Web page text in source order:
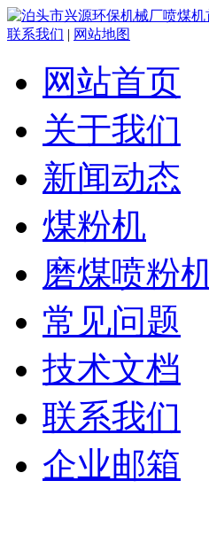
联系我们 | 网站地图
网站首页
关于我们
新闻动态
煤粉机
磨煤喷粉
常见问题
技术文档
联系我们
企业邮箱